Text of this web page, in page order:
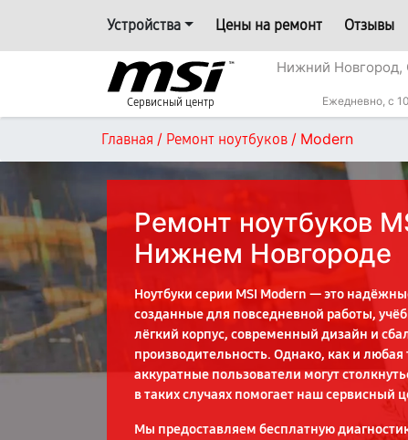
Устройства Цены на ремонт Отзывы
Сервисный центр
Нижний Новгород,
Ежедневно, с
Главная / Ремонт ноутбуков / Modern
Ремонт ноутбуков
Нижнем Новгороде
Ноутбуки серии MSI Modern — это
созданные для повседневной работы,
лёгкий корпус, современный дизайн и
производительность. Однако, как и
аккуратные пользователи могут
в таких случаях помогает наш сервисный
Мы предоставляем бесплатную